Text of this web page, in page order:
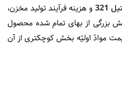
و هزینه فرآیند تولید مخزن،
بزرگی از بهای تمام شده محصول
موادّ اولیّه بخش کوچکتری از آن